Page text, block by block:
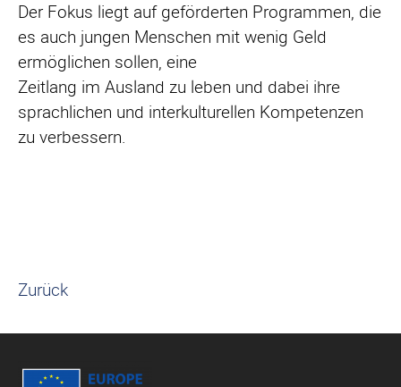
Der Fokus liegt auf geförderten Programmen, die
es auch jungen Menschen mit wenig Geld
ermöglichen sollen, eine
Zeitlang im Ausland zu leben und dabei ihre
sprachlichen und interkulturellen Kompetenzen
zu verbessern.
Zurück